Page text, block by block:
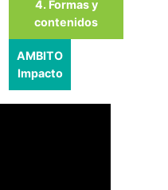
4. Formas y
contenidos
AMBITO
Impacto